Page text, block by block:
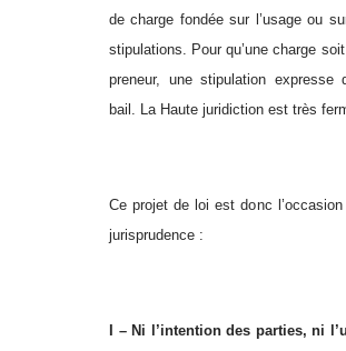
de charge fondée sur l’usage ou
stipulations. Pour qu’une charge
preneur, une stipulation
bail. La Haute juridiction est très
Ce projet de loi est donc
jurisprudence :
I – Ni l’intention des parties, ni